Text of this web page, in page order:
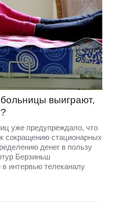
выиграют,
уже предупреждало, что
сокращению стационарных
денег в пользу
Берзиньш
в интервью телеканалу